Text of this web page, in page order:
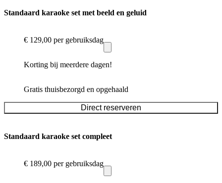
Standaard karaoke set met beeld en geluid
€ 129,00 per gebruiksdag
Korting bij meerdere dagen!
Gratis thuisbezorgd en opgehaald
Direct reserveren
Standaard karaoke set compleet
€ 189,00 per gebruiksdag